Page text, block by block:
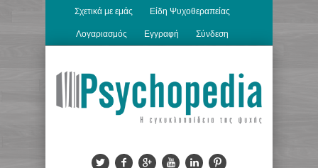
Σχετικά με εμάς Είδη Ψυχοθεραπείας
Λογαριασμός Εγγραφή Σύνδεση